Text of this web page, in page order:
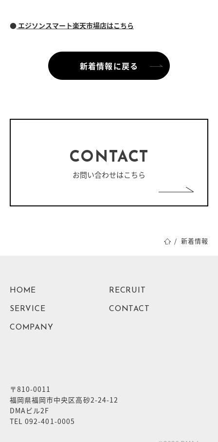
● エジソンスマート楽天市場店はこちら
新着情報に戻る
CONTACT
お問い合わせはこちら
新着情報
HOME
SERVICE
COMPANY
RECRUIT
CONTACT
〒810-0011
福岡県福岡市中央区高砂2-24-12
DMAビル2F
TEL 092-401-0005